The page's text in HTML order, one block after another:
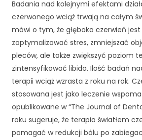
Badania nad kolejnymi efektami
czerwonego wciąż trwają na całym
mówi o tym, że głęboka czerwień
zoptymalizować stres, zmniejszać
pleców, ale także zwiększyć poziom
zintensyfikować libido. Ilość badań
terapii wciąż wzrasta z roku na rok.
stosowana jest jako leczenie
opublikowane w “The Journal of
roku sugeruje, że terapia światłem
pomagać w redukcji bólu po
n
e
T
e
li
ki
c
o
ki
e